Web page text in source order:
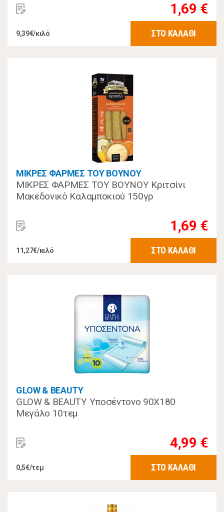
1,69 €
9,39€/κιλό ΣΤΟ ΚΑΛΑΘΙ
ΜΙΚΡΕΣ ΦΑΡΜΕΣ ΤΟΥ ΒΟΥΝΟΥ
ΜΙΚΡΕΣ ΦΑΡΜΕΣ ΤΟΥ ΒΟΥΝΟΥ Κριτσίνι
Μακεδονικό Καλαμποκιού 150γρ
1,69 €
11,27€/κιλό ΣΤΟ ΚΑΛΑΘΙ
GLOW & BEAUTY
GLOW & BEAUTY Υποσέντονο 90Χ180
Μεγάλο 10τεμ
4,99 €
0,5€/τεμ ΣΤΟ ΚΑΛΑΘΙ